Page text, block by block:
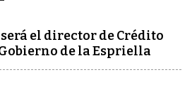
el director de Crédito
de la Espriella